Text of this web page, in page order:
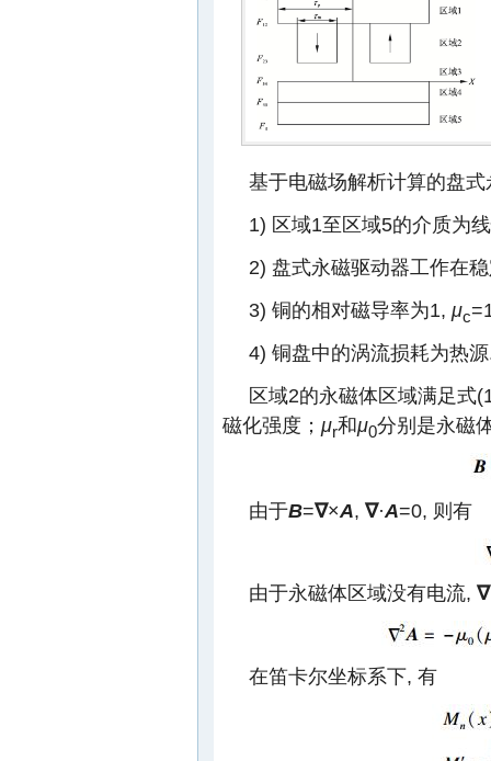
基于电磁场解析计算的盘
1) 区域1至区域5的介质为
2) 盘式永磁驱动器工作在
3) 铜的相对磁导率为1, μc
4) 铜盘中的涡流损耗为热
区域2的永磁体区域满足式
磁化强度； μr和μ0分别是永磁
由于B=∇×A, ∇·A=0, 则有
由于永磁体区域没有电流, ∇
在笛卡尔坐标系下, 有